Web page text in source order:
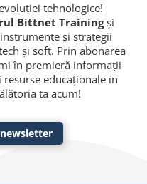
tehnologice!
Bittnet Trainingși
și strategii
și soft. Prin abonarea
în premieră informații
educaționale în
ta acum!